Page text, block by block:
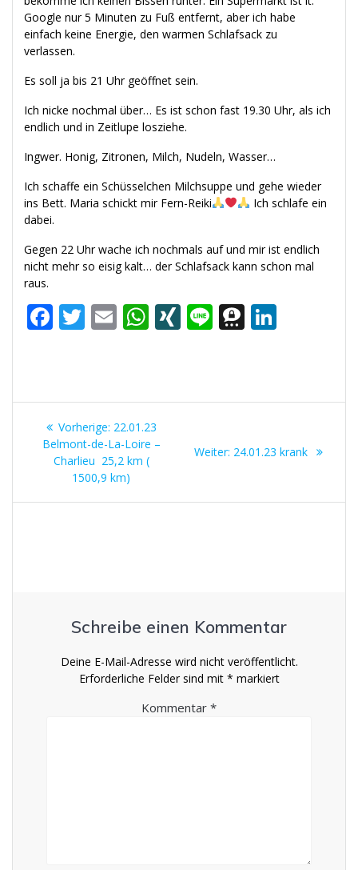
Google nur 5 Minuten zu Fuß entfernt, aber ich habe
einfach keine Energie, den warmen Schlafsack zu
verlassen.
Es soll ja bis 21 Uhr geöffnet sein.
Ich nicke nochmal über… Es ist schon fast 19.30 Uhr, als ich
endlich und in Zeitlupe losziehe.
Ingwer. Honig, Zitronen, Milch, Nudeln, Wasser…
Ich schaffe ein Schüsselchen Milchsuppe und gehe wieder
ins Bett. Maria schickt mir Fern-Reiki
Ich schlafe ein
dabei.
Gegen 22 Uhr wache ich nochmals auf und mir ist endlich
nicht mehr so eisig kalt… der Schlafsack kann schon mal
raus.
F
b
o
o
k
T
er
E
l
W
s
A
p
p
XI Li T
e
a
e
n
Beitrags-
Navigation
Vorherige: Vorheriger
Beitrag:
22.01.23
Belmont-de-La-Loire –
Charlieu 25,2 km (
1500,9 km)
Weiter: Nächster
24.01.23 krank
Schreibe einen Kommentar
Deine E-Mail-Adresse wird nicht veröffentlicht.
Erforderliche Felder sind mit * markiert
Kommentar *